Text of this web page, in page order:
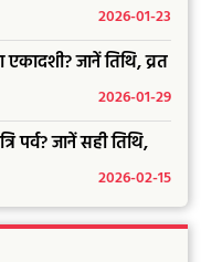
2026-01-23
जानें तिथि, व्रत
2026-01-29
पर्व? जानें सही तिथि,
2026-02-15